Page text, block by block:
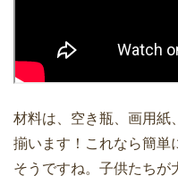
材料は、空き瓶、画用紙
揃います！これなら簡単
そうですね。子供たちが